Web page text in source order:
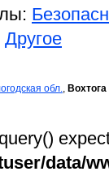
Другое
обл., Вохтога
data/